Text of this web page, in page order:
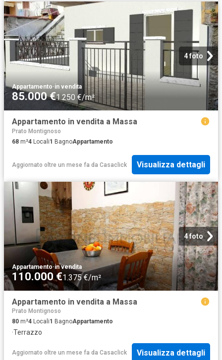
4 foto
Appartamento·in vendita
85.000 €1.250 €/m²
Appartamento in vendita a Massa
Prato Montignoso
68 m²4 Locali1 BagnoAppartamento
Aggiornato oltre un mese fa da Casaclick Visualizza dettagli
4 foto
Appartamento·in vendita
110.000 €1.375 €/m²
Appartamento in vendita a Massa
Prato Montignoso
80 m²4 Locali1 BagnoAppartamento
·Terrazzo
Aggiornato oltre un mese fa da Casaclick Visualizza dettagli